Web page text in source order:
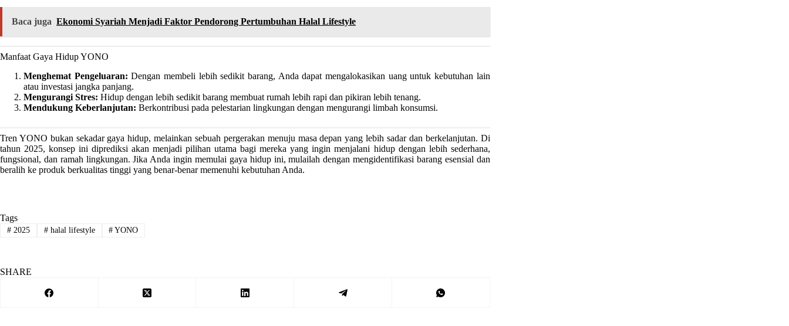
Baca juga Ekonomi Syariah Menjadi Faktor Pendorong Pertumbuhan Halal Lifestyle
Manfaat Gaya Hidup YONO
Menghemat Pengeluaran: Dengan membeli lebih sedikit barang, Anda dapat mengalokasikan uang untuk kebutuhan lain
atau investasi jangka panjang.
Mengurangi Stres: Hidup dengan lebih sedikit barang membuat rumah lebih rapi dan pikiran lebih tenang.
Mendukung Keberlanjutan: Berkontribusi pada pelestarian lingkungan dengan mengurangi limbah konsumsi.
Tren YONO bukan sekadar gaya hidup, melainkan sebuah pergerakan menuju masa depan yang lebih sadar dan berkelanjutan. Di
tahun 2025, konsep ini diprediksi akan menjadi pilihan utama bagi mereka yang ingin menjalani hidup dengan lebih sederhana,
fungsional, dan ramah lingkungan. Jika Anda ingin memulai gaya hidup ini, mulailah dengan mengidentifikasi barang esensial dan
beralih ke produk berkualitas tinggi yang benar-benar memenuhi kebutuhan Anda.
Tags
#2025 #halal lifestyle # YONO
SHARE